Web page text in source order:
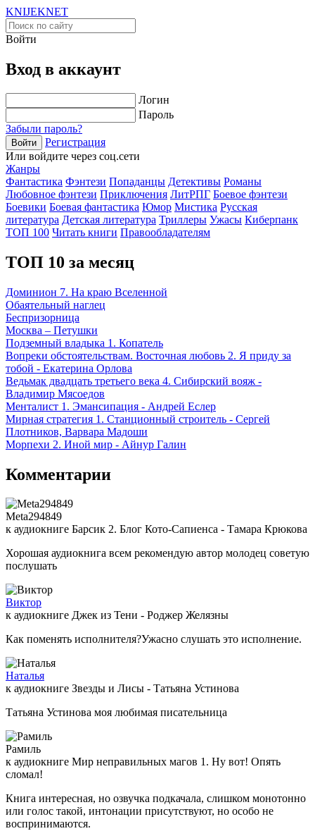
KNIJEKNET
Войти
Вход в аккаунт
Логин
Пароль
Забыли пароль?
Войти
Регистрация
Или войдите через соц.сети
Жанры
Фантастика Фэнтези Попаданцы Детективы Романы
Любовное фэнтези Приключения ЛитРПГ Боевое фэнтези
Боевики Боевая фантастика Юмор Мистика Русская
литература Детская литература Триллеры Ужасы Киберпанк
ТОП 100 Читать книги Правообладателям
ТОП 10 за месяц
Доминион 7. На краю Вселенной
Обаятельный наглец
Беспризорница
Москва – Петушки
Подземный владыка 1. Копатель
Вопреки обстоятельствам. Восточная любовь 2. Я приду за
тобой - Екатерина Орлова
Ведьмак двадцать третьего века 4. Сибирский вояж -
Владимир Мясоедов
Менталист 1. Эмансипация - Андрей Еслер
Мирная стратегия 1. Станционный строитель - Сергей
Плотников, Варвара Мадоши
Морпехи 2. Иной мир - Айнур Галин
Комментарии
Meta294849
к аудиокниге Барсик 2. Блог Кото-Сапиенса - Тамара Крюкова
Хорошая аудиокнига всем рекомендую автор молодец советую
послушать
Виктор
к аудиокниге Джек из Тени - Роджер Желязны
Как поменять исполнителя?Ужасно слушать это исполнение.
Наталья
к аудиокниге Звезды и Лисы - Татьяна Устинова
Татьяна Устинова моя любимая писательница
Рамиль
к аудиокниге Мир неправильных магов 1. Ну вот! Опять
сломал!
Книга интересная, но озвучка подкачала, слишком монотонно
или голос такой, интонации присутствуют, но особо не
воспринимаются.